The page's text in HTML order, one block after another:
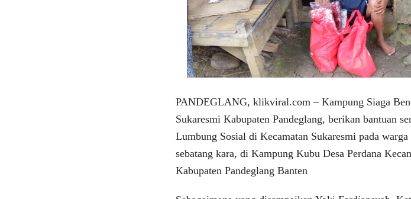
PANDEGLANG, klikviral.com – Kampung Siaga
Sukaresmi Kabupaten Pandeglang, berikan bantuan
Lumbung Sosial di Kecamatan Sukaresmi pada
sebatang kara, di Kampung Kubu Desa Perdana
Kabupaten Pandeglang Banten